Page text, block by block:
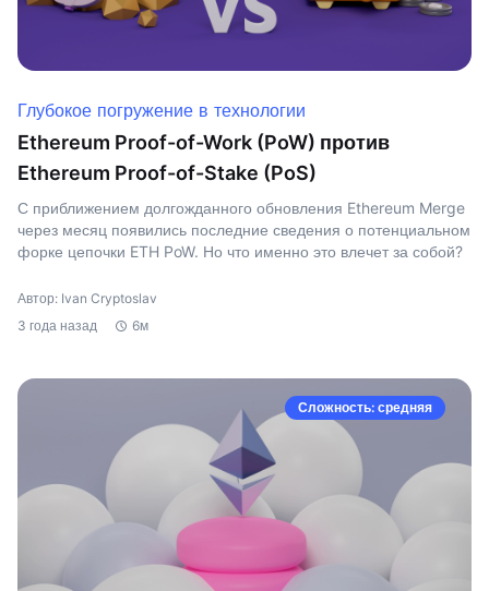
Глубокое погружение в технологии
Ethereum Proof-of-Work (PoW) против
Ethereum Proof-of-Stake (PoS)
С приближением долгожданного обновления Ethereum Merge
через месяц появились последние сведения о потенциальном
форке цепочки ETH PoW. Но что именно это влечет за собой?
Автор: Ivan Cryptoslav
3 года назад
6м
Сложность: средняя